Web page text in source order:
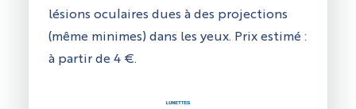
lésions oculaires dues à des projections
(même minimes) dans les yeux. Prix estimé :
à partir de 4 €.